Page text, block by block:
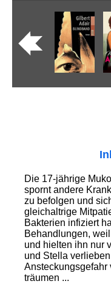
Die 17-jährige
spornt andere
zu befolgen und
gleichaltrige
Bakterien infiziert
Behandlungen,
und hielten ihn nur
und Stella
Ansteckungsgefahr
träumen ...